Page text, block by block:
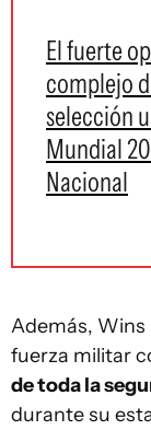
El fuerte
complejo
selección
Mundial
Nacional
Además,
fuerza militar
de toda la
durante su